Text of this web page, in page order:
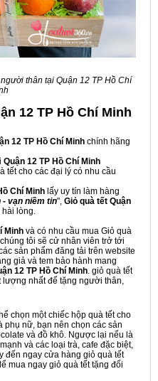
thân tại Quận 12 TP Hồ Chí
12 TP Hồ Chí Minh
12 TP Hồ Chí Minh chính hãng
Quận 12 TP Hồ Chí Minh
tết cho các đại lý có nhu cầu
Chí Minh lấy uy tín làm hàng
vạn niềm tin", Giỏ quà tết Quận
hài lòng.
Minh và có nhu cầu mua Giỏ quà
tôi sẽ cử nhân viên trở tới
sản phẩm đăng tải trên website
giả và tem bảo hành mang
12 TP Hồ Chí Minh. giỏ quà tết
lượng nhất để tặng người thân,
chọn một chiếc hộp quà tết cho
nữ, bạn nên chọn các sản
và đồ khô. Ngược lại nếu là
và các loại trà, cafe đặc biệt,
đến ngay cửa hàng giỏ quà tết
mua ngay giỏ quà tết tặng đối